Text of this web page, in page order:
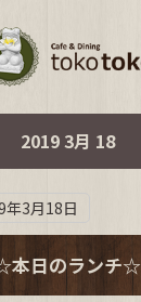
2019 3月 18
年3月18日
本日のランチ☆